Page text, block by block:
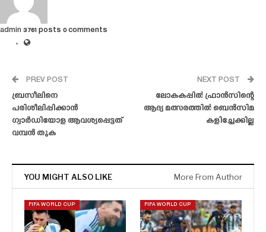
admin 3761 posts 0 comments
PREV POST
ബ്രസീലിനെ
പരിശീലിപ്പിക്കാൻ
ഗ്വാർഡിയോള ആവശ്യപ്പെട്ടത്
വമ്പൻ തുക
NEXT POST
ലോകകപ്പിൽ ഫ്രാൻസിന്റെ
ആദ്യ മത്സരത്തിൽ ബെൻസിമ
കളിച്ചേക്കില്ല
YOU MIGHT ALSO LIKE More From Author
FIFA WORLD CUP FIFA WORLD CUP